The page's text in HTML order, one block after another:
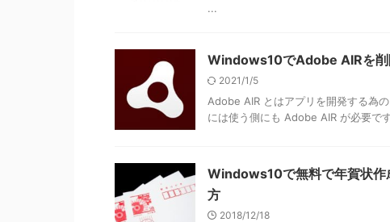
...
Windows10でAdobe AIRを削
2021/1/5
Adobe AIR とはアプリを開発する為
には使う側にも Adobe AIR が必要で
Windows10で無料で年賀状作
方
2018/12/18